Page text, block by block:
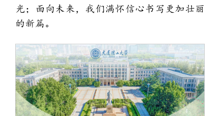
光；面向未来，我们满怀信心书写更加壮丽
的新篇。